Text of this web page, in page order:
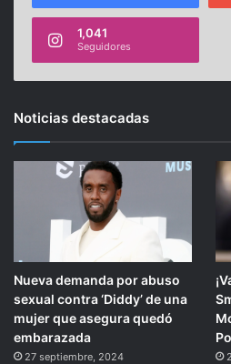
1,041
Seguidores
Noticias destacadas
Nueva demanda por abuso
sexual contra ‘Diddy’ de una
mujer que asegura quedó
embarazada
27 septiembre, 2024